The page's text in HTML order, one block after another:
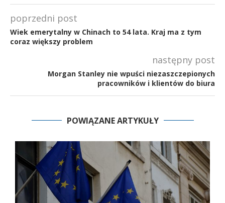
poprzedni post
Wiek emerytalny w Chinach to 54 lata. Kraj ma z tym
coraz większy problem
następny post
Morgan Stanley nie wpuści niezaszczepionych
pracowników i klientów do biura
POWIĄZANE ARTYKUŁY